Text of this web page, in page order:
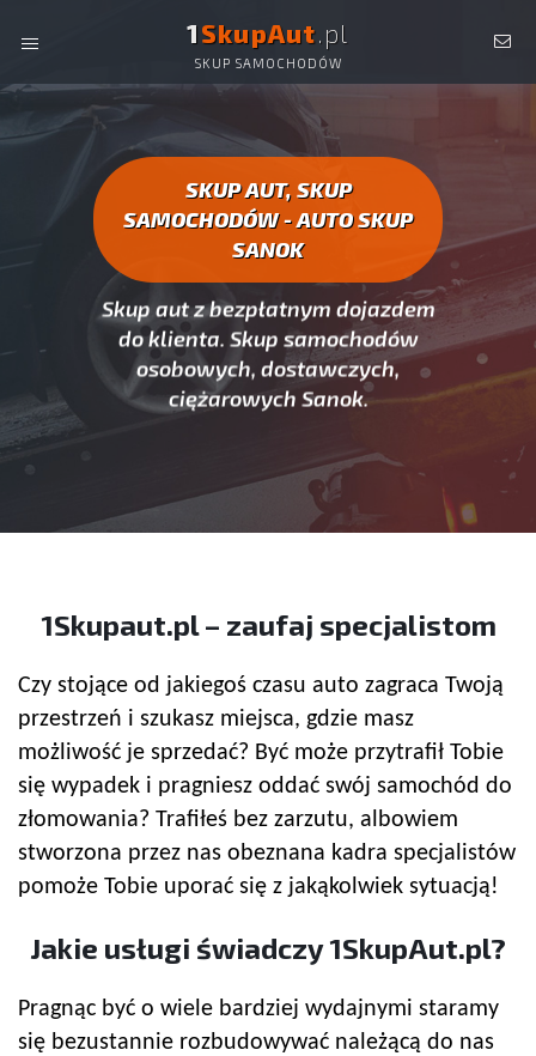
1SkupAut.pl
SKUP SAMOCHODÓW
AUTO SKUP SANOK -
SAMOCHODÓW SANOK
SKUP AUT, SKUP
SAMOCHODÓW - AUTO SKUP
SANOK
Skup aut z bezpłatnym dojazdem
do klienta. Skup samochodów
osobowych, dostawczych,
ciężarowych Sanok.
1Skupaut.pl – zaufaj specjalistom
Czy stojące od jakiegoś czasu auto zagraca Twoją
przestrzeń i szukasz miejsca, gdzie masz
możliwość je sprzedać? Być może przytrafił Tobie
się wypadek i pragniesz oddać swój samochód do
złomowania? Trafiłeś bez zarzutu, albowiem
stworzona przez nas obeznana kadra specjalistów
pomoże Tobie uporać się z jakąkolwiek sytuacją!
Jakie usługi świadczy 1SkupAut.pl?
Pragnąc być o wiele bardziej wydajnymi staramy
się bezustannie rozbudowywać należącą do nas